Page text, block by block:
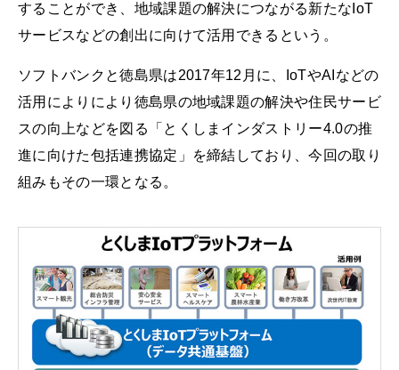
することができ、地域課題の解決につながる新たなIoT
サービスなどの創出に向けて活用できるという。
ソフトバンクと徳島県は2017年12月に、IoTやAIなどの
活用によりにより徳島県の地域課題の解決や住民サービ
スの向上などを図る「とくしまインダストリー4.0の推
進に向けた包括連携協定」を締結しており、今回の取り
組みもその一環となる。